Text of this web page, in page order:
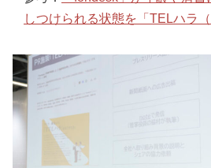
しつけられる状態を「TELハラ